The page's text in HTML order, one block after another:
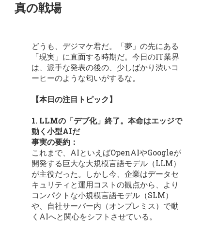
真の戦場
どうも、デジマケ君だ。「夢」の先にある
「現実」に直面する時期だ。今日のIT業界
は、派手な発表の後の、少しばかり渋いコ
ーヒーのような匂いがするな。
【本日の注目トピック】
1. LLMの「デブ化」終了。本命はエッジで
動く小型AIだ
事実の要約：
これまで、AIといえばOpenAIやGoogleが
開発する巨大な大規模言語モデル（LLM）
が主役だった。しかし今、企業はデータセ
キュリティと運用コストの観点から、より
コンパクトな小規模言語モデル（SLM）
や、自社サーバー内（オンプレミス）で動
くAIへと関心をシフトさせている。